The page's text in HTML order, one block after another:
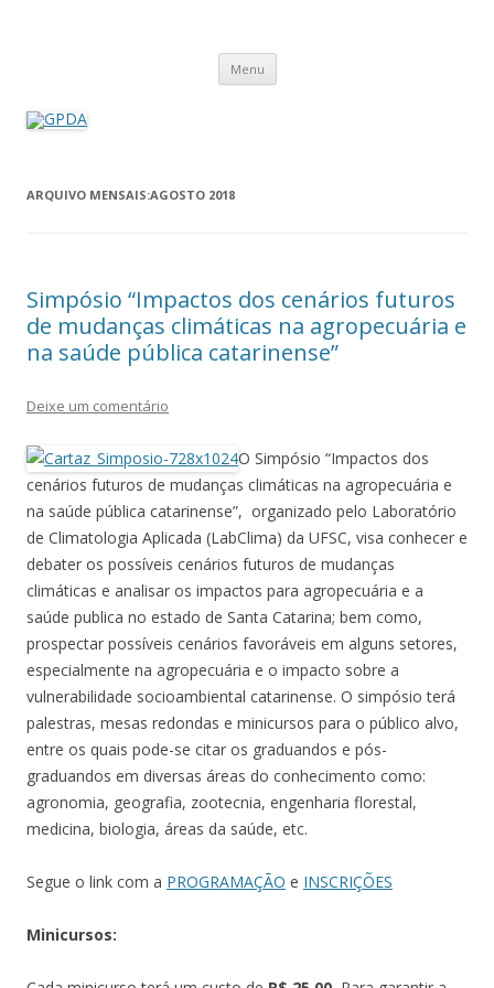
Menu Pular
o
ARQUIVO MENSAIS:AGOSTO 2018
Simpósio “Impactos dos cenários futuros
de mudanças climáticas na agropecuária e
na saúde pública catarinense”
Deixe um comentário
O Simpósio “Impactos dos
cenários futuros de mudanças climáticas na agropecuária e
na saúde pública catarinense”, organizado pelo Laboratório
de Climatologia Aplicada (LabClima) da UFSC, visa conhecer e
debater os possíveis cenários futuros de mudanças
climáticas e analisar os impactos para agropecuária e a
saúde publica no estado de Santa Catarina; bem como,
prospectar possíveis cenários favoráveis em alguns setores,
especialmente na agropecuária e o impacto sobre a
vulnerabilidade socioambiental catarinense. O simpósio terá
palestras, mesas redondas e minicursos para o público alvo,
entre os quais pode-se citar os graduandos e pós-
graduandos em diversas áreas do conhecimento como:
agronomia, geografia, zootecnia, engenharia florestal,
medicina, biologia, áreas da saúde, etc.
Segue o link com a PROGRAMAÇÃO e INSCRIÇÕES
Minicursos: